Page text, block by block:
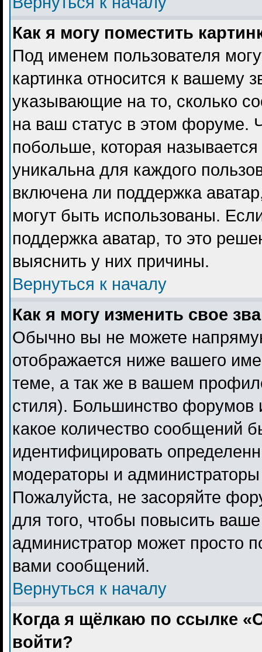
Как я могу поместить
Под именем пользователя
картинка относится к вашему
указывающие на то, сколько
на ваш статус в этом форуме.
побольше, которая
уникальна для каждого
включена ли поддержка
могут быть использованы.
поддержка аватар, то это
выяснить у них причины.
Вернуться к началу
Как я могу изменить свое
Обычно вы не можете
отображается ниже вашего
теме, а так же в вашем
стиля). Большинство форумов
какое количество сообщений
идентифицировать
модераторы и
Пожалуйста, не засоряйте
для того, чтобы повысить
администратор может просто
вами сообщений.
Вернуться к началу
Когда я щёлкаю по ссылке
войти?